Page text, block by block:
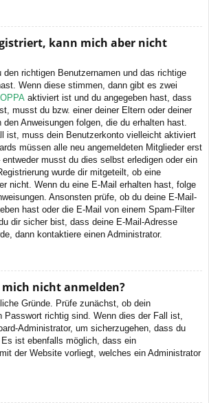
kann mich aber nicht
den richtigen Benutzernamen und das richtige
Wenn diese stimmen, dann gibt es zwei
aktiviert ist und du angegeben hast, dass
musst du bzw. einer deiner Eltern oder deiner
den Anweisungen folgen, die du erhalten hast.
ist, muss dein Benutzerkonto vielleicht aktiviert
müssen alle neu angemeldeten Mitglieder erst
musst du dies selbst erledigen oder ein
wurde dir mitgeteilt, ob eine
nicht. Wenn du eine E-Mail erhalten hast, folge
Ansonsten prüfe, ob du deine E-Mail-
hast oder die E-Mail von einem Spam-Filter
dir sicher bist, dass deine E-Mail-Adresse
dann kontaktiere einen Administrator.
nicht anmelden?
Gründe. Prüfe zunächst, ob dein
Passwort richtig sind. Wenn dies der Fall ist,
Administrator, um sicherzugehen, dass du
ist ebenfalls möglich, dass ein
der Website vorliegt, welches ein Administrator